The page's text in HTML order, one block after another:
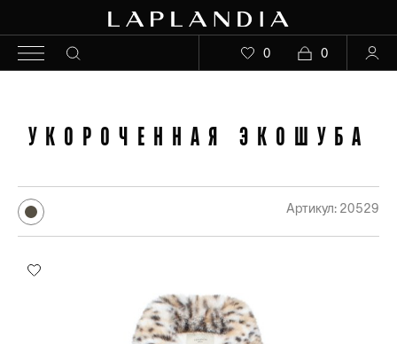
0 0
УКОРОЧЕННАЯ ЭКОШУБА
Артикул: 20529